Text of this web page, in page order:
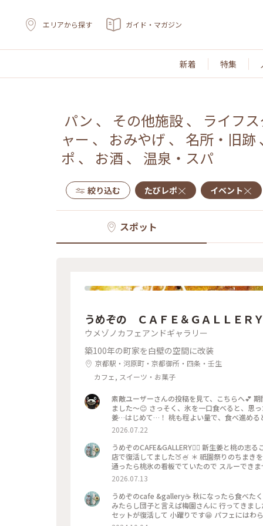
エリアから探す ガイド・マガジン
新着 特集
パン 、 その他施設、 ライフ
ャー 、 おみやげ 、 名所・旧跡
ポ 、 お酒 、 温泉・スパ
絞り込む たびレポ イベント
スポット
うめぞの ＣＡＦＥ＆ＧＡＬＬＥＲ
ウメゾノカフェアンドギャラリー
築100年の町家を白壁の空間に改装
京都駅・河原町・京都御所・四条・壬生
カフェ, スイーツ・お菓子
素敵ユーザーさんの投稿を見て、こちらへ💕
ました〜😊 さっそく、氷を一口食べると、思
姜…はじめて…！ 桃も程よい量で、食べ進める
でだろうと思ったけど、なるほど〜です😘 こ
2026.07.22
うめぞのCAFE&GALLERY🏳️‍🌈 新生姜と桃の志
店で復活してました🍑🍧 ＊ 祇園祭りのちまき
通ったら桃氷の看板でていたので スルーでき
になって🫚 合間合間にみずみずしい桃のスラ
と そしてこし餡が入っているので 最後には、
一杯だったようで 注文したあとにすぐに看板
（先注文のレジ横の席でした） 暑い中を目当
た😊 ＊ ギャラリーでは風鈴展が🎐 陶器のブルーのかわいい風鈴
2026.07.13
うめぞのcafe &gallery☕️ 秋になったら食べた
みたらし団子と言えば梅園さんに 行ってきま
セットが復活して 小躍りです😁 パフェにはわ
団子な合間に食べると 相乗効果でとっても美